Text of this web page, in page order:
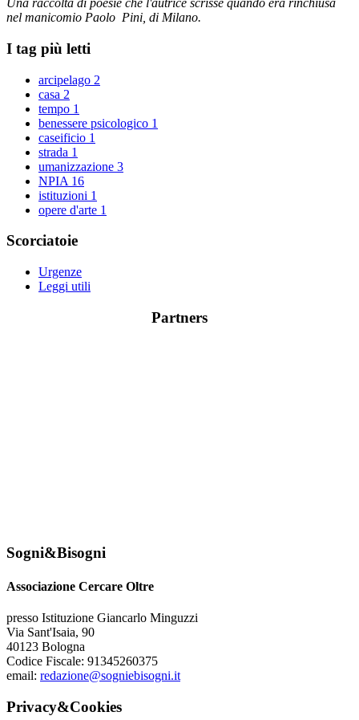
Una raccolta di poesie che l'autrice scrisse quando era rinchiusa
nel manicomio Paolo Pini, di Milano.
I tag più letti
arcipelago 2
casa 2
tempo 1
benessere psicologico 1
caseificio 1
strada 1
umanizzazione 3
NPIA 16
istituzioni 1
opere d'arte 1
Scorciatoie
Urgenze
Leggi utili
Partners
Sogni&Bisogni
Associazione Cercare Oltre
presso Istituzione Giancarlo Minguzzi
Via Sant'Isaia, 90
40123 Bologna
Codice Fiscale: 91345260375
email: redazione@sogniebisogni.it
Privacy&Cookies